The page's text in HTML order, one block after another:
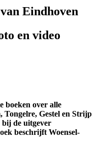
Eindhoven
en video
boeken over alle
Tongelre, Gestel en Strijp
bij de uitgever
beschrijft Woensel-